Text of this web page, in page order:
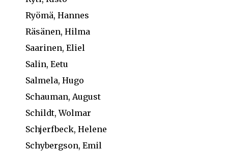
Ryömä, Hannes
Räsänen, Hilma
Saarinen, Eliel
Salin, Eetu
Salmela, Hugo
Schauman, August
Schildt, Wolmar
Schjerfbeck, Helene
Schybergson, Emil